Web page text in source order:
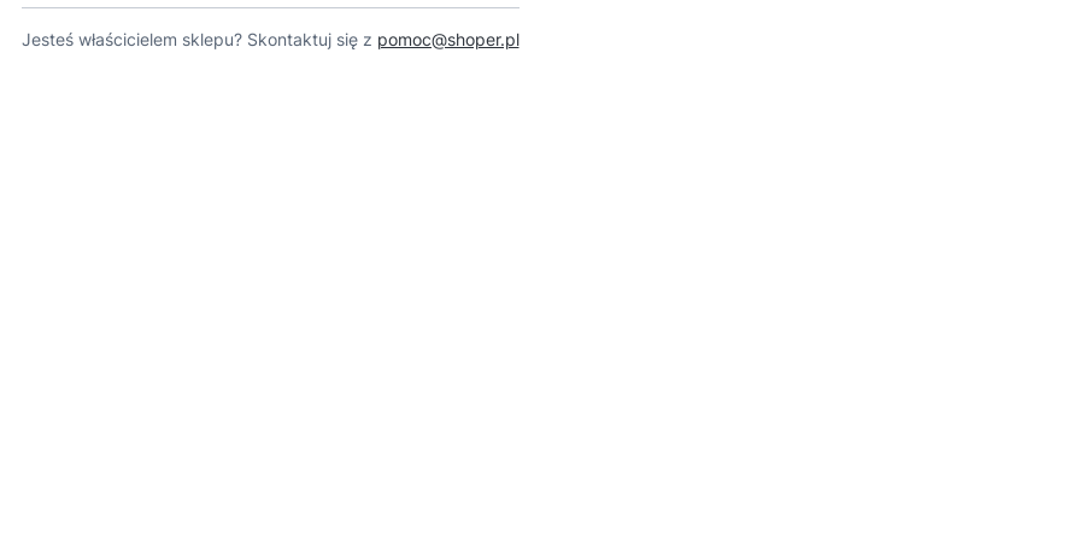
Jesteś właścicielem sklepu? Skontaktuj się z pomoc@shoper.pl